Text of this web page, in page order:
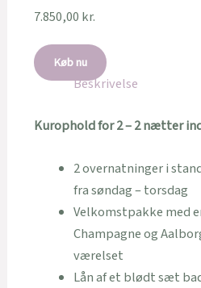
7.850,00 kr.
Køb nu
Beskrivelse
Kurophold for 2 – 2 nætter
2 overnatninger i
fra søndag – torsdag
Velkomstpakke med
Champagne og
værelset
Lån af et blødt sæt